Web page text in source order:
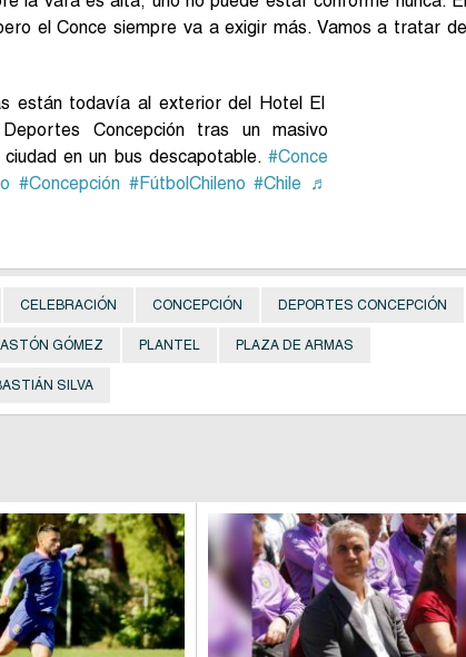
el Conce siempre va a exigir más. Vamos a tratar de
están todavía al exterior del Hotel El
Concepción tras un masivo
en un bus descapotable. #Conce
#Concepción #FútbolChileno #Chile ♬
CELEBRACIÓN CONCEPCIÓN DEPORTES CONCEPCIÓN
GÓMEZ PLANTEL PLAZA DE ARMAS
SILVA